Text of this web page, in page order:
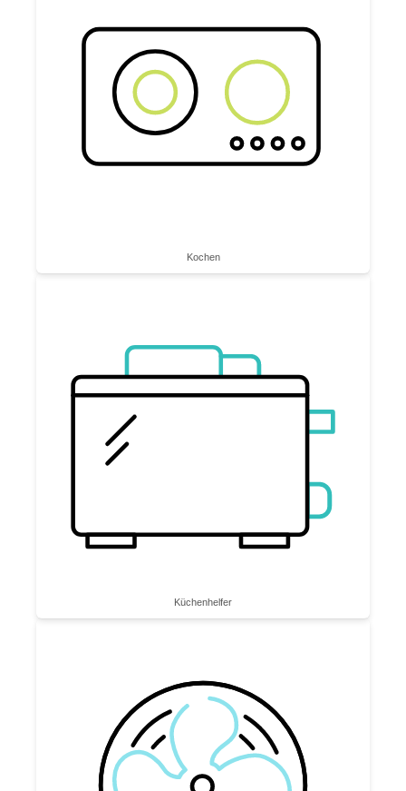
Kochen
Küchenhelfer